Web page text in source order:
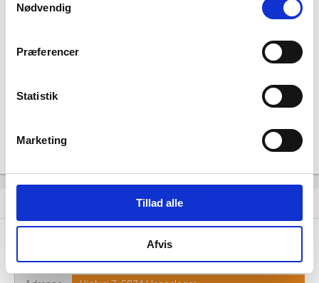
Nødvendig
Præferencer
Statistik
Marketing
Tillad alle
Afvis
Foreningen Månedsavisen Gudmekongens
Land har ikke haft nogen beskæftigelse
endnu. Vi kan derfor ikke generere figuren
Virksomhedshistorik
Foreningen Månedsavisen Gudmekongens Land